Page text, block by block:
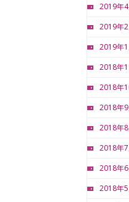
2019年4
2019年2
2019年1
2018年
2018年
2018年9
2018年8
2018年7
2018年6
2018年5